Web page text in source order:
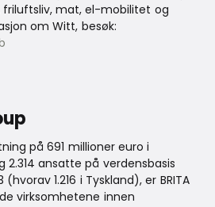
mat, el-mobilitet og
om Witt, besøk:
på 691 millioner euro i
2.314 ansatte på verdensbasis
1.216 i Tyskland), er BRITA
virksomhetene innen